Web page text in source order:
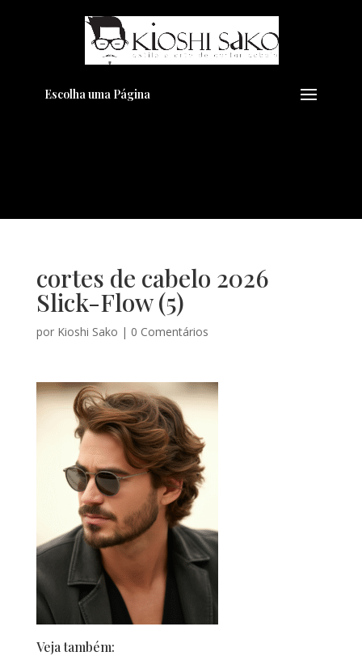
Escolha uma Página
cortes de cabelo 2026
Slick-Flow (5)
por Kioshi Sako | 0 Comentários
Veja também:
Pensando em transformar seu
Visual??